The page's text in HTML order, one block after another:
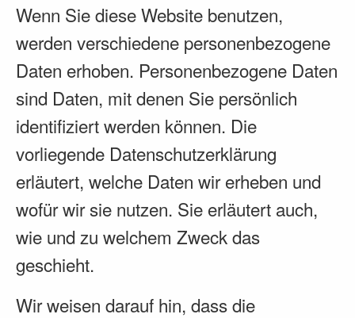
Wenn Sie diese Website benutzen,
werden verschiedene personenbezogene
Daten erhoben. Personenbezogene Daten
sind Daten, mit denen Sie persönlich
identifiziert werden können. Die
vorliegende Datenschutzerklärung
erläutert, welche Daten wir erheben und
wofür wir sie nutzen. Sie erläutert auch,
wie und zu welchem Zweck das
geschieht.
Wir weisen darauf hin, dass die